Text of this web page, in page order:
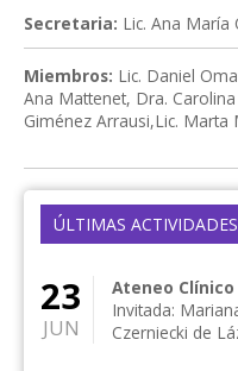
Secretaria: Lic. Ana María
Miembros: Lic. Daniel
Ana Mattenet, Dra.
Giménez Arrausi,Lic. Marta
ÚLTIMAS ACTIVIDADES
23
JUN
Ateneo Clínico
Invitada: Mariana